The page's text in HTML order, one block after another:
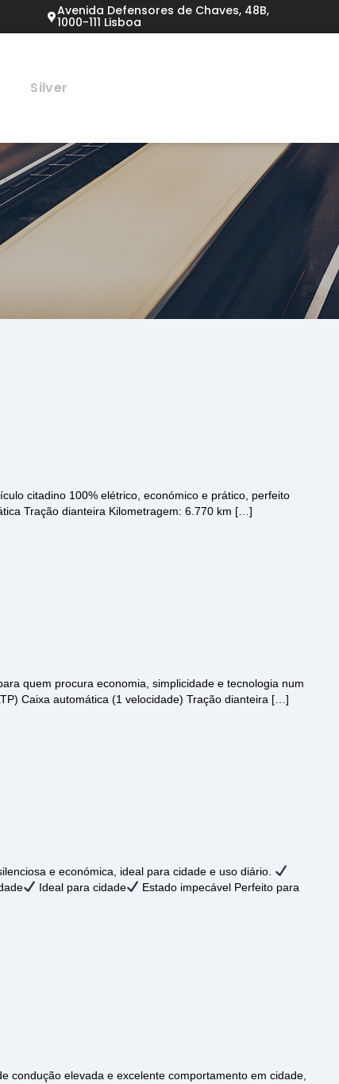
Avenida Defensores de Chaves, 48B,
1000-111 Lisboa
Silver
citadino 100% elétrico, económico e prático, perfeito
Tração dianteira Kilometragem: 6.770 km […]
quem procura economia, simplicidade e tecnologia num
Caixa automática (1 velocidade) Tração dianteira […]
e económica, ideal para cidade e uso diário.
Ideal para cidade
Estado impecável Perfeito para
condução elevada e excelente comportamento em cidade,